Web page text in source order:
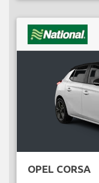
OPEL CORSA